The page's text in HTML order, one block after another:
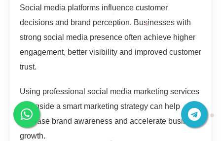
Social media platforms influence customer
decisions and brand perception. Businesses with
strong social media presence often achieve higher
engagement, better visibility and improved customer
trust.
Using professional social media marketing services
alongside a smart marketing strategy can help
increase brand awareness and accelerate business
growth.